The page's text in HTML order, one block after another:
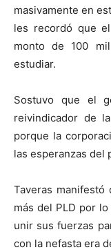
masivamente en
les recordó que
monto de 100
estudiar.
Sostuvo que el
reivindicador de
porque la
las esperanzas del
Taveras
más del PLD por
unir sus fuerzas
con la nefasta era